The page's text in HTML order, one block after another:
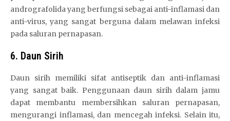
andrografolida yang berfungsi sebagai anti-inflamasi dan
anti-virus, yang sangat berguna dalam melawan infeksi
pada saluran pernapasan.
6. Daun Sirih
Daun sirih memiliki sifat antiseptik dan anti-inflamasi
yang sangat baik. Penggunaan daun sirih dalam jamu
dapat membantu membersihkan saluran pernapasan,
mengurangi inflamasi, dan mencegah infeksi. Selain itu,